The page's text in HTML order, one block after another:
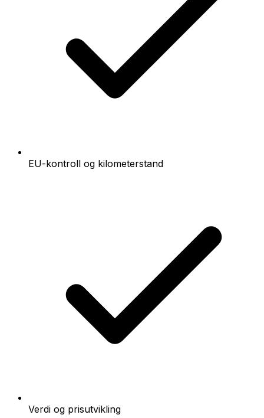
EU-kontroll og kilometerstand
Verdi og prisutvikling